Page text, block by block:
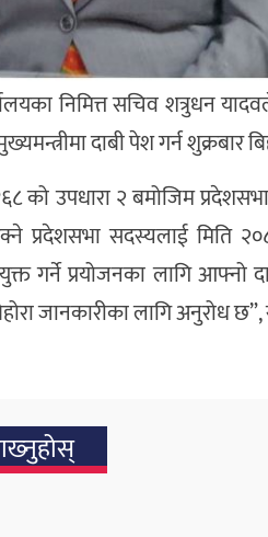
निमित्त सचिव शत्रुधन
दाबी पेश गर्न
को उपधारा २ बमोजिम
प्रदेशसभा सदस्यलाई मिति
गर्ने प्रयोजनका लागि आफ्नो
जानकारीका लागि अनुरोध